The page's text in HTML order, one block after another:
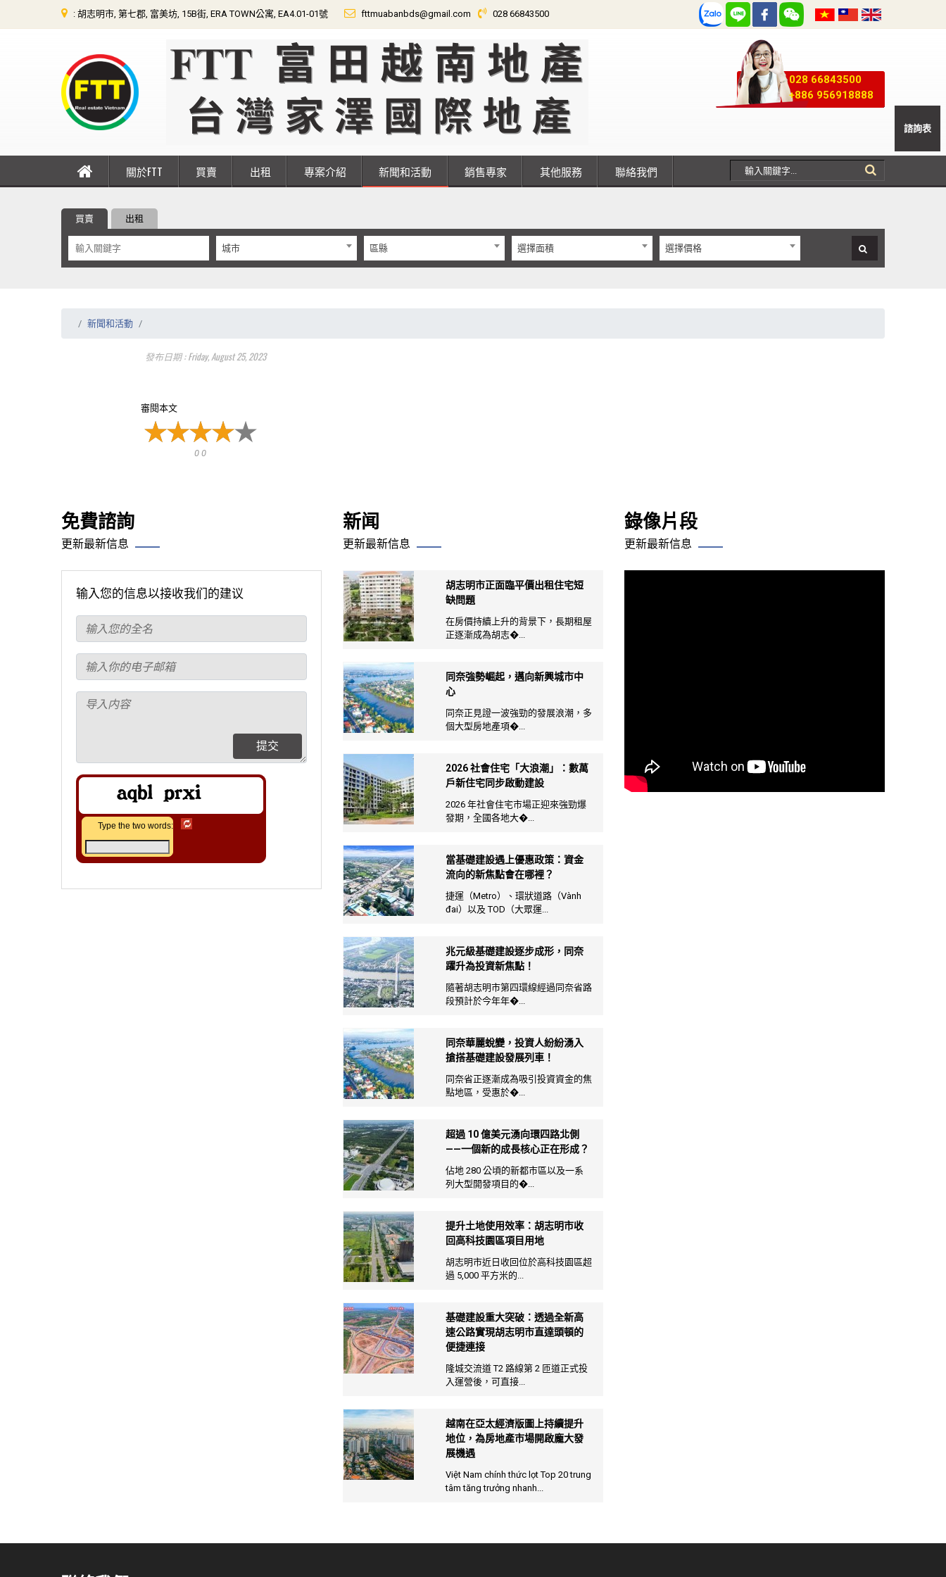
: 胡志明市, 第七郡, 富美坊, 15B街, ERA TOWN公寓, EA4.01-01號 fttmuabanbds@gmail.com 028 66843500
028 66843500
+886 956918888
關於FTT 買賣 出租 專案介紹 新聞和活動 銷售專家 其他服務 聯絡我們
買賣 出租
城市 區縣 選擇面積 選擇價格
新聞和活動
發布日期 : Friday, August 25, 2023
審閱本文
0 0
免費諮詢
更新最新信息
输入您的信息以接收我们的建议
提交
Type the two words:
新闻
更新最新信息
胡志明市正面臨平價出租住宅短
缺問題
在房價持續上升的背景下，長期租屋
正逐漸成為胡志�...
同奈強勢崛起，邁向新興城市中
心
同奈正見證一波強勁的發展浪潮，多
個大型房地產項�...
2026 社會住宅「大浪潮」：數萬
戶新住宅同步啟動建設
2026 年社會住宅市場正迎來強勁爆
發期，全國各地大�...
當基礎建設遇上優惠政策：資金
流向的新焦點會在哪裡？
捷運（Metro）、環狀道路（Vành
đai）以及 TOD（大眾運...
兆元級基礎建設逐步成形，同奈
躍升為投資新焦點！
隨著胡志明市第四環線經過同奈省路
段預計於今年年�...
同奈華麗蛻變，投資人紛紛湧入
搶搭基礎建設發展列車！
同奈省正逐漸成為吸引投資資金的焦
點地區，受惠於�...
超過 10 億美元湧向環四路北側
——一個新的成長核心正在形成？
佔地 280 公頃的新都市區以及一系
列大型開發項目的�...
提升土地使用效率：胡志明市收
回高科技園區項目用地
胡志明市近日收回位於高科技園區超
過 5,000 平方米的...
基礎建設重大突破：透過全新高
速公路實現胡志明市直達頭頓的
便捷連接
隆城交流道 T2 路線第 2 匝道正式投
入運營後，可直接...
越南在亞太經濟版圖上持續提升
地位，為房地產市場開啟龐大發
展機遇
Việt Nam chính thức lọt Top 20 trung
tâm tăng trưởng nhanh...
錄像片段
更新最新信息
諮詢表